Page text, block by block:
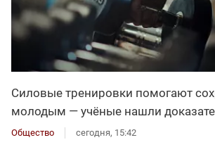
Силовые тренировки помогают
молодым — учёные нашли
Общество сегодня, 15:42